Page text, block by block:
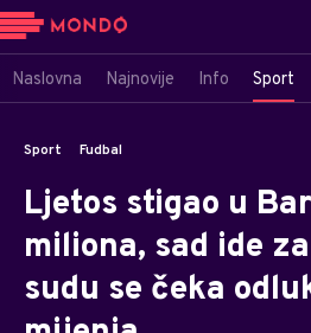
Naslovna Najnovije Info Sport
Sport Fudbal
Ljetos stigao u
miliona, sad ide
sudu se čeka